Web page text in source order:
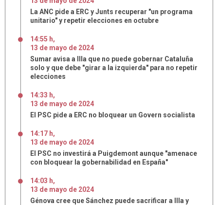
La ANC pide a ERC y Junts recuperar "un programa
unitario" y repetir elecciones en octubre
14:55 h,
13 de mayo de 2024
Sumar avisa a Illa que no puede gobernar Cataluña
solo y que debe "girar a la izquierda" para no repetir
elecciones
14:33 h,
13 de mayo de 2024
El PSC pide a ERC no bloquear un Govern socialista
14:17 h,
13 de mayo de 2024
El PSC no investirá a Puigdemont aunque "amenace
con bloquear la gobernabilidad en España"
14:03 h,
13 de mayo de 2024
Génova cree que Sánchez puede sacrificar a Illa y